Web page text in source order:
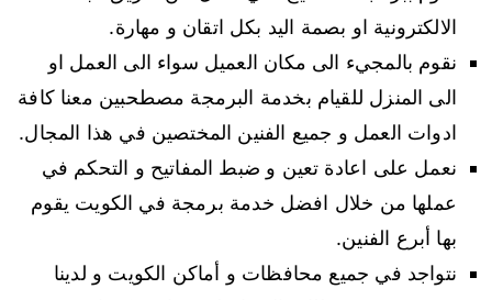
الالكترونية او بصمة اليد بكل اتقان و مهارة.
نقوم بالمجيء الى مكان العميل سواء الى العمل او
الى المنزل للقيام بخدمة البرمجة مصطحبين معنا كافة
ادوات العمل و جميع الفنين المختصين في هذا المجال.
نعمل على اعادة تعين و ضبط المفاتيح و التحكم في
عملها من خلال افضل خدمة برمجة في الكويت يقوم
بها أبرع الفنين.
نتواجد في جميع محافظات و أماكن الكويت و لدينا